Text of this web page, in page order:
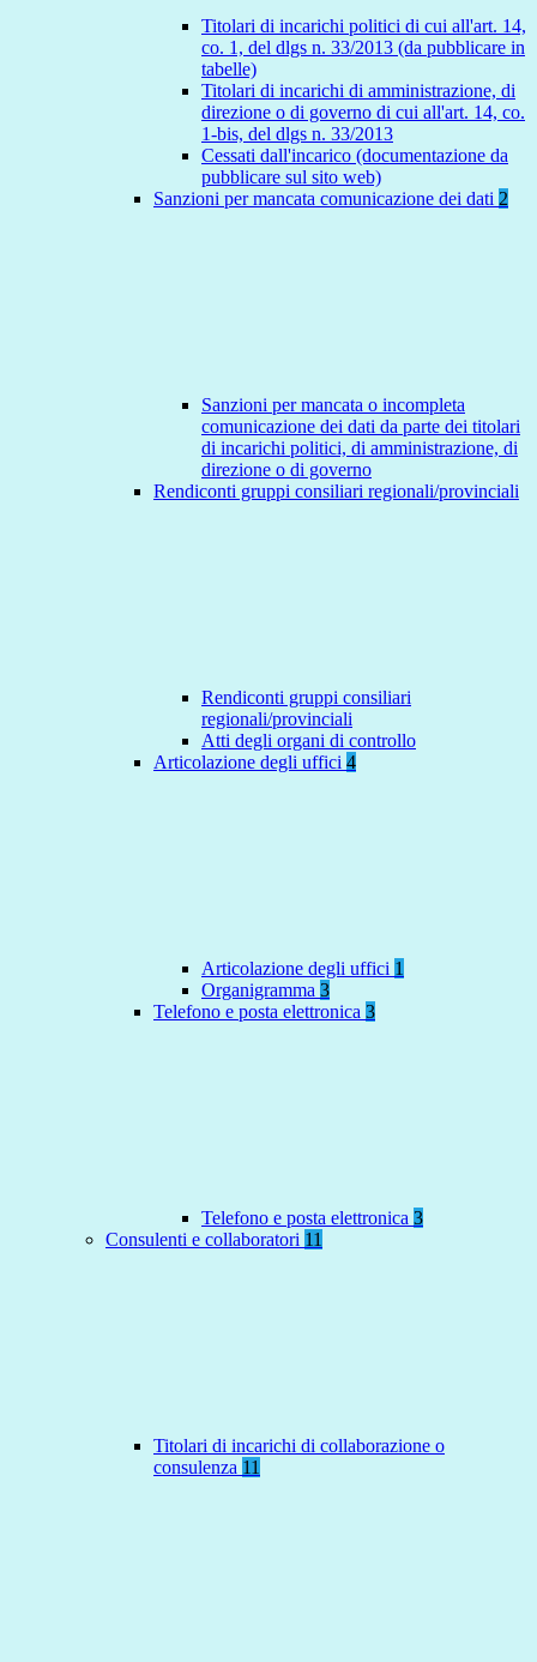
Titolari di incarichi politici di cui all'art. 14,
co. 1, del dlgs n. 33/2013 (da pubblicare in
tabelle)
Titolari di incarichi di amministrazione, di
direzione o di governo di cui all'art. 14, co.
1-bis, del dlgs n. 33/2013
Cessati dall'incarico (documentazione da
pubblicare sul sito web)
Sanzioni per mancata comunicazione dei dati 2
Sanzioni per mancata o incompleta
comunicazione dei dati da parte dei titolari
di incarichi politici, di amministrazione, di
direzione o di governo
Rendiconti gruppi consiliari regionali/provinciali
Rendiconti gruppi consiliari
regionali/provinciali
Atti degli organi di controllo
Articolazione degli uffici 4
Articolazione degli uffici 1
Organigramma 3
Telefono e posta elettronica 3
Telefono e posta elettronica 3
Consulenti e collaboratori 11
Titolari di incarichi di collaborazione o
consulenza 11